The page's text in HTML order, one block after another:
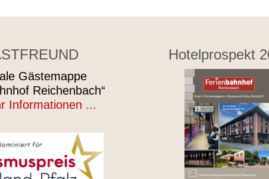
Gästemappe
Reichenbach“
Informationen ...
Hotelprospekt